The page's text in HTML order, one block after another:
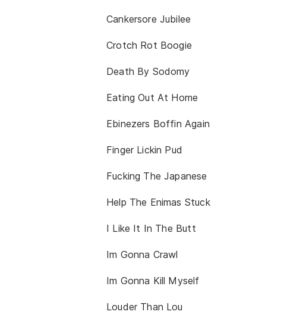
Cankersore Jubilee
Crotch Rot Boogie
Death By Sodomy
Eating Out At Home
Ebinezers Boffin Again
Finger Lickin Pud
Fucking The Japanese
Help The Enimas Stuck
I Like It In The Butt
Im Gonna Crawl
Im Gonna Kill Myself
Louder Than Lou